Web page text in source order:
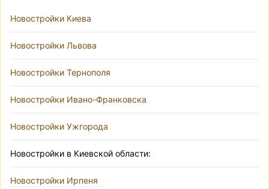
Новостройки Киева
Новостройки Львова
Новостройки Тернополя
Новостройки Ивано-Франковска
Новостройки Ужгорода
Новостройки в Киевской области:
Новостройки Ирпеня